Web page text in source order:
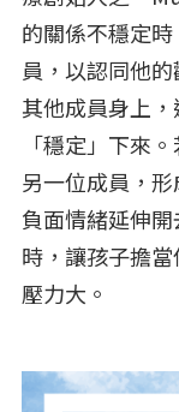
的關係不穩定
員，以認同他
其他成員身上
「穩定」下來
另一位成員，
負面情緒延伸
時，讓孩子擔
壓力大。